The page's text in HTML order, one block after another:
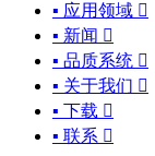
▪ 应用领域 
▪ 新闻 
▪ 品质系统 
▪ 关于我们 
▪ 下载 
▪ 联系 